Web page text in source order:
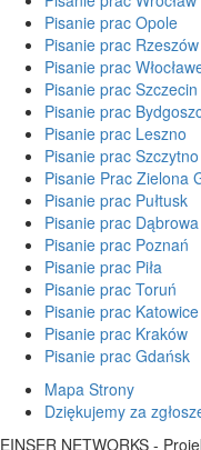
Pisanie prac Opole
Pisanie prac Rzeszów
Pisanie prac
Pisanie prac Szczecin
Pisanie prac
Pisanie prac Leszno
Pisanie prac Szczytno
Pisanie Prac Zielona
Pisanie prac Pułtusk
Pisanie prac
Pisanie prac Poznań
Pisanie prac Piła
Pisanie prac Toruń
Pisanie prac Katowice
Pisanie prac Kraków
Pisanie prac Gdańsk
Mapa Strony
Dziękujemy za
EINSER NETWORKS -